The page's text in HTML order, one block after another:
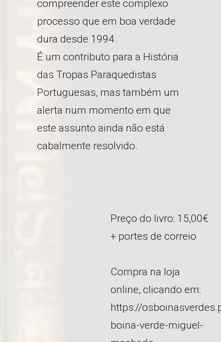
compreender este complexo
processo que em boa verdade
dura desde 1994.
É um contributo para a História
das Tropas Paraquedistas
Portuguesas, mas também um
alerta num momento em que
este assunto ainda não está
cabalmente resolvido.
Preço do livro: 15,00€
+ portes de correio
Compra na loja
online, clicando em:
https://
boina-verde-miguel-